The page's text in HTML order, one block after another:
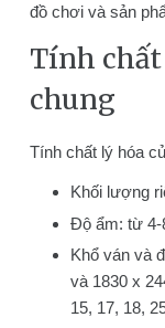
đồ chơi và sản
Tính chất
chung
Tính chất lý hóa
Khối lượng
Độ ẩm: từ 4-
Khổ ván và
và 1830 x
15, 17, 18,